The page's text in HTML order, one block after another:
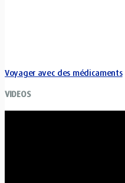
Voyager avec des médicaments
VIDEOS